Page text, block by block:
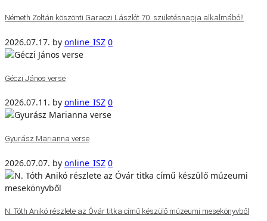
Németh Zoltán köszönti Garaczi Lászlót 70. születésnapja alkalmából!
2026.07.17. by online_ISZ 0
Géczi János verse
2026.07.11. by online_ISZ 0
Gyurász Marianna verse
2026.07.07. by online_ISZ 0
N. Tóth Anikó részlete az Óvár titka című készülő múzeumi mesekönyvből